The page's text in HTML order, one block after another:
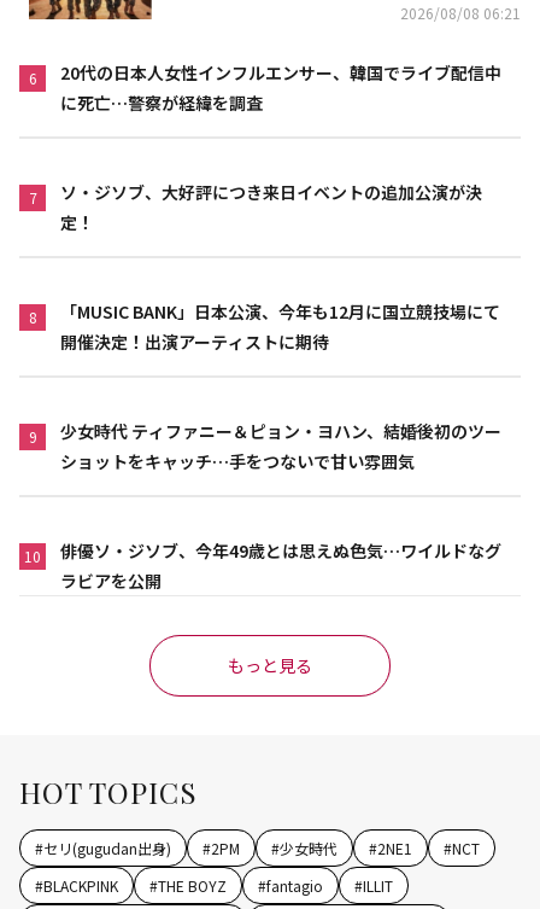
2026/08/08 06:21
6
20代の日本人女性インフルエンサー、韓国でライブ配信中
に死亡…警察が経緯を調査
7
ソ・ジソブ、大好評につき来日イベントの追加公演が決
定！
8
「MUSIC BANK」日本公演、今年も12月に国立競技場にて
開催決定！出演アーティストに期待
9
少女時代 ティファニー＆ピョン・ヨハン、結婚後初のツー
ショットをキャッチ…手をつないで甘い雰囲気
10
俳優ソ・ジソブ、今年49歳とは思えぬ色気…ワイルドなグ
ラビアを公開
もっと見る
HOT TOPICS
#セリ(gugudan出身) #2PM #少女時代 #2NE1 #NCT
#BLACKPINK #THE BOYZ #fantagio #ILLIT